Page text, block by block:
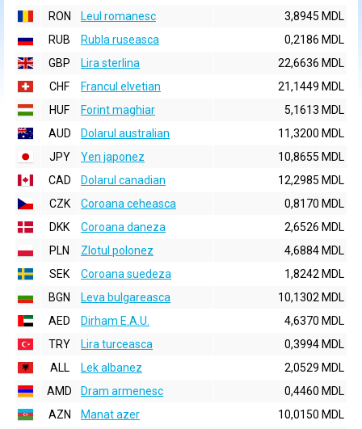
RON
Leul romanesc
3,8945 MDL
RUB
Rubla ruseasca
0,2186 MDL
GBP
Lira sterlina
22,6636 MDL
CHF
Francul elvetian
21,1449 MDL
HUF
Forint maghiar
5,1613 MDL
AUD
Dolarul australian
11,3200 MDL
JPY
Yen japonez
10,8655 MDL
CAD
Dolarul canadian
12,2985 MDL
CZK
Coroana ceheasca
0,8170 MDL
DKK
Coroana daneza
2,6526 MDL
PLN
Zlotul polonez
4,6884 MDL
SEK
Coroana suedeza
1,8242 MDL
BGN
Leva bulgareasca
10,1302 MDL
AED
Dirham E.A.U.
4,6370 MDL
TRY
Lira turceasca
0,3994 MDL
ALL
Lek albanez
2,0529 MDL
AMD
Dram armenesc
0,4460 MDL
AZN
Manat azer
10,0150 MDL